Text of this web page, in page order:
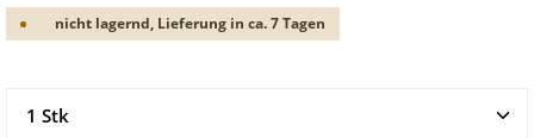
nicht lagernd, Lieferung in ca. 7 Tagen
Produkt Anzahl: Gib den gewünschten Wert ein